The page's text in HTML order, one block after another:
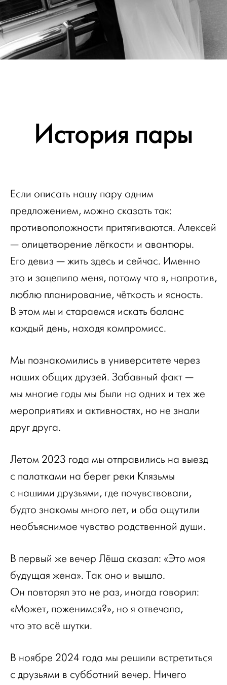
История пары
Если описать нашу пару одним
предложением, можно сказать так:
противоположности притягиваются. Алексей
— олицетворение лёгкости и авантюры.
Его девиз — жить здесь и сейчас. Именно
это и зацепило меня, потому что я, напротив,
люблю планирование, чёткость и ясность.
В этом мы и стараемся искать баланс
каждый день, находя компромисс.
Мы познакомились в университете через
наших общих друзей. Забавный факт —
мы многие годы мы были на одних и тех же
мероприятиях и активностях, но не знали
друг друга.
Летом 2023 года мы отправились на выезд
с палатками на берег реки Клязьмы
с нашими друзьями, где почувствовали,
будто знакомы много лет, и оба ощутили
необъяснимое чувство родственной души.
В первый же вечер Лёша сказал: «Это моя
будущая жена». Так оно и вышло.
Он повторял это не раз, иногда говорил:
«Может, поженимся?», но я отвечала,
что это всё шутки.
В ноябре 2024 года мы решили встретиться
с друзьями в субботний вечер. Ничего